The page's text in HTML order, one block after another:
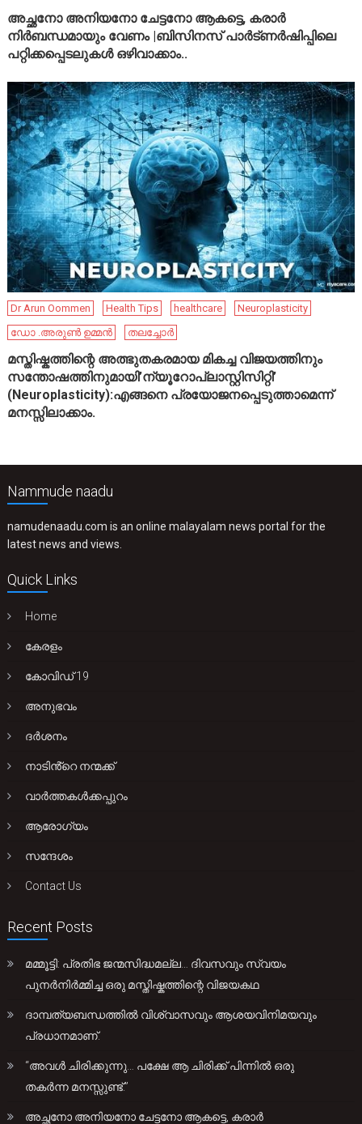
അച്ഛനോ അനിയനോ ചേട്ടനോ ആകട്ടെ, കരാർ
നിർബന്ധമായും വേണം |ബിസിനസ് പാർട്ണർഷിപ്പിലെ
പറ്റിക്കപ്പെടലുകൾ ഒഴിവാക്കാം..
Dr Arun Oommen Health Tips healthcare
Neuroplasticity
ഡോ .അരുൺ ഉമ്മൻ
തലച്ചോർ
മസ്തിഷ്കത്തിന്റെ അത്ഭുതകരമായ മികച്ച വിജയത്തിനും
സന്തോഷത്തിനുമായി’ന്യൂറോപ്ലാസ്റ്റിസിറ്റി’
(Neuroplasticity):എങ്ങനെ പ്രയോജനപ്പെടുത്താമെന്ന്
മനസ്സിലാക്കാം.
Nammude naadu
namudenaadu.com is an online malayalam news portal for the
latest news and views.
Quick Links
Home
കേരളം
കോവിഡ് 19
അനുഭവം
ദർശനം
നാടിൻ്റെ നന്മക്ക്
വാർത്തകൾക്കപ്പുറം
ആരോഗ്യം
സന്ദേശം
Contact Us
Recent Posts
മമ്മൂട്ടി: പ്രതിഭ ജന്മസിദ്ധമല്ല… ദിവസവും സ്വയം
പുനർനിർമ്മിച്ച ഒരു മസ്തിഷ്കത്തിന്റെ വിജയകഥ
ദാമ്പത്യബന്ധത്തിൽ വിശ്വാസവും ആശയവിനിമയവും
പ്രധാനമാണ്.
“അവൾ ചിരിക്കുന്നു… പക്ഷേ ആ ചിരിക്ക് പിന്നിൽ ഒരു
തകർന്ന മനസ്സുണ്ട്.”
അച്ഛനോ അനിയനോ ചേട്ടനോ ആകട്ടെ, കരാർ